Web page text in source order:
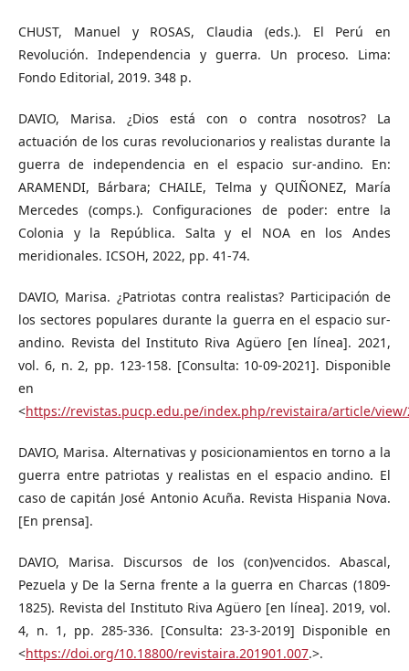
CHUST, Manuel y ROSAS, Claudia (eds.). El Perú en
Revolución. Independencia y guerra. Un proceso. Lima:
Fondo Editorial, 2019. 348 p.
DAVIO, Marisa. ¿Dios está con o contra nosotros? La
actuación de los curas revolucionarios y realistas durante la
guerra de independencia en el espacio sur-andino. En:
ARAMENDI, Bárbara; CHAILE, Telma y QUIÑONEZ, María
Mercedes (comps.). Configuraciones de poder: entre la
Colonia y la República. Salta y el NOA en los Andes
meridionales. ICSOH, 2022, pp. 41-74.
DAVIO, Marisa. ¿Patriotas contra realistas? Participación de
los sectores populares durante la guerra en el espacio sur-
andino. Revista del Instituto Riva Agüero [en línea]. 2021,
vol. 6, n. 2, pp. 123-158. [Consulta: 10-09-2021]. Disponible
en
<https://revistas.pucp.edu.pe/index.php/revistaira/article/view/
DAVIO, Marisa. Alternativas y posicionamientos en torno a la
guerra entre patriotas y realistas en el espacio andino. El
caso de capitán José Antonio Acuña. Revista Hispania Nova.
[En prensa].
DAVIO, Marisa. Discursos de los (con)vencidos. Abascal,
Pezuela y De la Serna frente a la guerra en Charcas (1809-
1825). Revista del Instituto Riva Agüero [en línea]. 2019, vol.
4, n. 1, pp. 285-336. [Consulta: 23-3-2019] Disponible en
<https://doi.org/10.18800/revistaira.201901.007.>.